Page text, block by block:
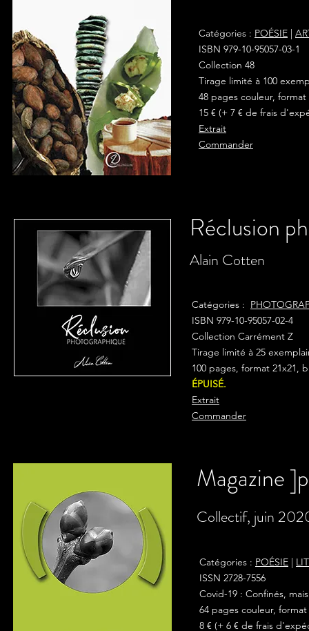
Catégories : POÉSIE |
ISBN 979-10-95057-03-1
Collection 48
Tirage limité à 100
48 pages couleur, format
15 € (+ 7 € de frais
Extrait
Commander
Réclusion
Alain Cotten
Catégories :
ISBN 979-10-95057-02-4
Collection Carrément Z
Tirage limité à 25
100 pages, format 21x21,
ÉPUISÉ.
Extrait
Commander
Magazine
Collectif, juin
Catégories : POÉSIE |
ISSN 2728-7556
Covid-19 : Confinés,
64 pages couleur, format
8 € (+ 6 € de frais